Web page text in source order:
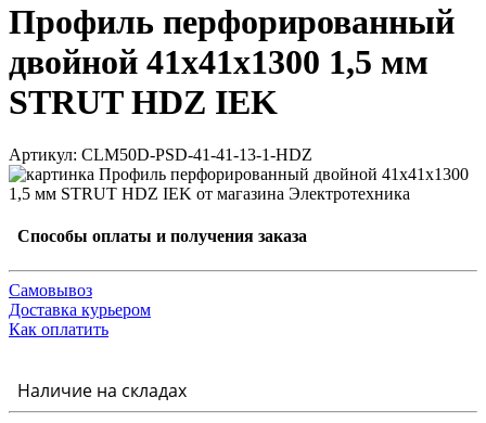
Профиль перфорированный
двойной 41х41х1300 1,5 мм
STRUT HDZ IEK
Артикул: CLM50D-PSD-41-41-13-1-HDZ
Способы оплаты и получения заказа
Самовывоз
Доставка курьером
Как оплатить
Наличие на складах